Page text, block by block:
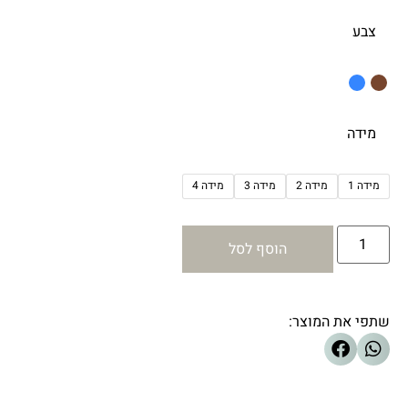
צבע
מידה
מידה 1 מידה 2 מידה 3 מידה 4
הוסף לסל
שתפי את המוצר: